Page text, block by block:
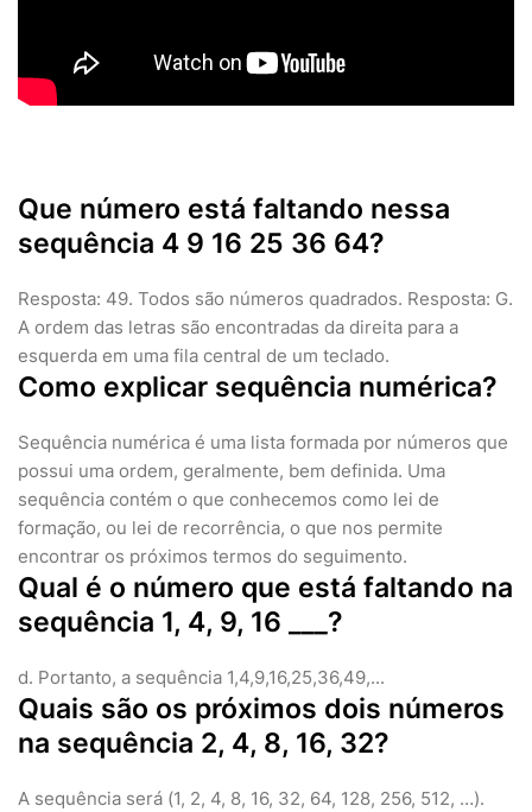
Que número está faltando nessa
sequência 4 9 16 25 36 64?
Resposta: 49. Todos são números quadrados. Resposta: G.
A ordem das letras são encontradas da direita para a
esquerda em uma fila central de um teclado.
Como explicar sequência numérica?
Sequência numérica é uma lista formada por números que
possui uma ordem, geralmente, bem definida. Uma
sequência contém o que conhecemos como lei de
formação, ou lei de recorrência, o que nos permite
encontrar os próximos termos do seguimento.
Qual é o número que está faltando na
sequência 1, 4, 9, 16 ___?
d. Portanto, a sequência 1,4,9,16,25,36,49,...
Quais são os próximos dois números
na sequência 2, 4, 8, 16, 32?
A sequência será (1, 2, 4, 8, 16, 32, 64, 128, 256, 512, …).